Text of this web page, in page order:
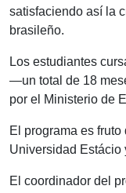
satisfaciendo así la
brasileño.
Los estudiantes
—un total de 18
por el Ministerio de
El programa es
Universidad Estácio
El coordinador del